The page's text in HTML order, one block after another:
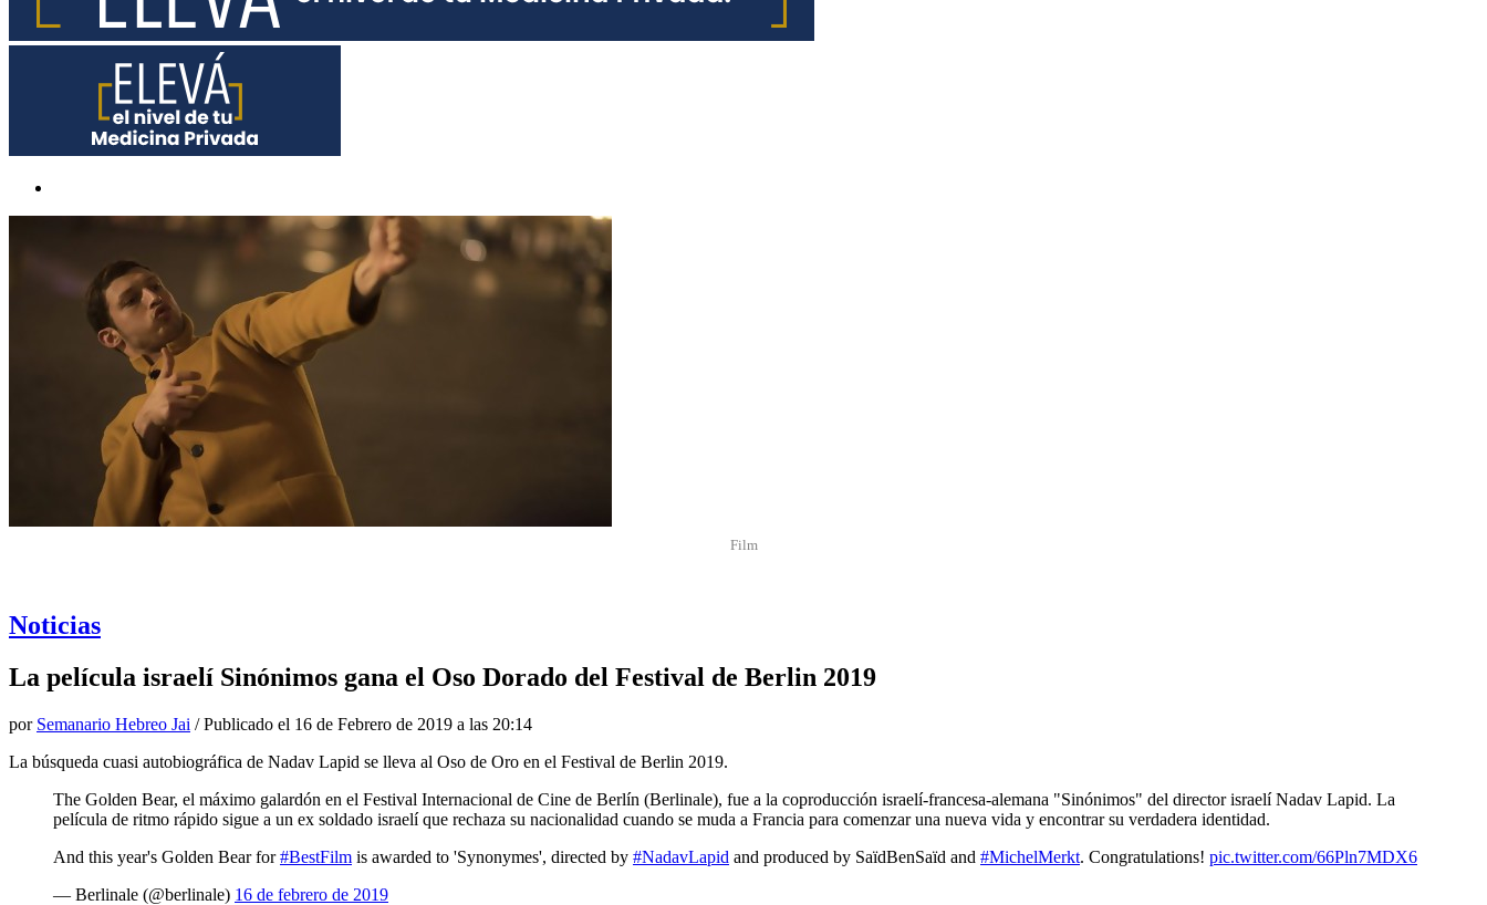
Film
Noticias
La película israelí Sinónimos gana el Oso Dorado del Festival de Berlin 2019
por Semanario Hebreo Jai / Publicado el 16 de Febrero de 2019 a las 20:14
La búsqueda cuasi autobiográfica de Nadav Lapid se lleva al Oso de Oro en el Festival de Berlin 2019.
The Golden Bear, el máximo galardón en el Festival Internacional de Cine de Berlín (Berlinale), fue a la coproducción israelí-francesa-alemana "Sinónimos" del director israelí Nadav Lapid. La
película de ritmo rápido sigue a un ex soldado israelí que rechaza su nacionalidad cuando se muda a Francia para comenzar una nueva vida y encontrar su verdadera identidad.
And this year's Golden Bear for#BestFilm is awarded to 'Synonymes', directed by #NadavLapid and produced by SaïdBenSaïd and #MichelMerkt. Congratulations! pic.twitter.com/66Pln7MDX6
— Berlinale (@berlinale) 16 de febrero de 2019